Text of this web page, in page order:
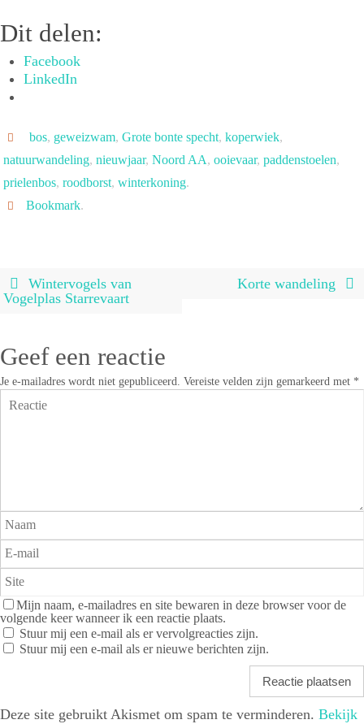
Dit delen:
Facebook
LinkedIn
bos, geweizwam, Grote bonte specht, koperwiek,
natuurwandeling, nieuwjaar, Noord AA, ooievaar, paddenstoelen,
prielenbos, roodborst, winterkoning.
Bookmark.
Wintervogels van
Vogelplas Starrevaart
Korte wandeling
Geef een reactie
Je e-mailadres wordt niet gepubliceerd. Vereiste velden zijn gemarkeerd met *
Mijn naam, e-mailadres en site bewaren in deze browser voor de
volgende keer wanneer ik een reactie plaats.
Stuur mij een e-mail als er vervolgreacties zijn.
Stuur mij een e-mail als er nieuwe berichten zijn.
Deze site gebruikt Akismet om spam te verminderen. Bekijk